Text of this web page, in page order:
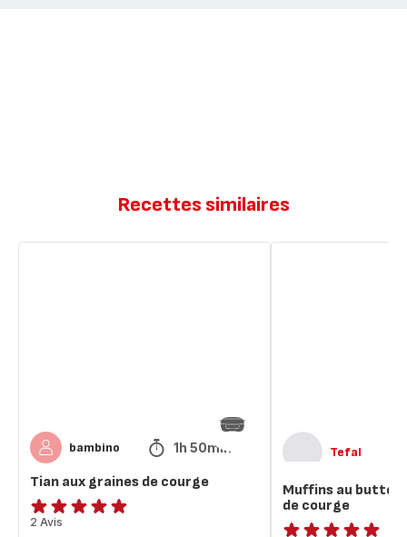
Recettes similaires
bambino 1h 50min
Tian aux graines de courge
Avis
2 Avis
Tefal
Muffins au
de courge